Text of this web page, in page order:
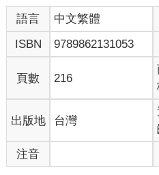
語言 中文繁體
ISBN
9789862131053
頁數 216
出版地 台灣
注音